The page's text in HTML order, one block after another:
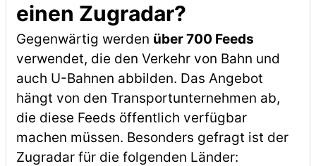
einen Zugradar?
Gegenwärtig werden über 700 Feeds
verwendet, die den Verkehr von Bahn und
auch U-Bahnen abbilden. Das Angebot
hängt von den Transportunternehmen ab,
die diese Feeds öffentlich verfügbar
machen müssen. Besonders gefragt ist der
Zugradar für die folgenden Länder: